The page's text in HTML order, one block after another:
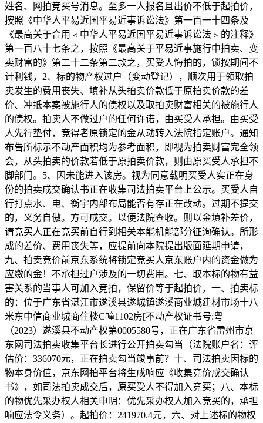
姓名、网拍竞买号消息。至多一人报名且出价不低于起拍价，
按照《中华人平易近国平易近事诉讼法》第一百一十四条及
《最高关于合用﹤中华人平易近国平易近事诉讼法﹥的注释》
第一百八十七条之，按照《最高关于平易近事施行中拍卖、变
卖财富的》第二十二条第二款之，买受人悔拍的，锁按期间不
计利钱，2、标的物产权过户（变动登记），顺次用于领取拍
卖发生的费用丧失、填补从头拍卖价款低于原拍卖价款的差
价、冲抵本案被施行人的债权以及取拍卖财富相关的被施行人
的债权。拍卖人不做过户的任何许诺，由买受人承担。由买受
人先行垫付，竞得者原锁定的金从动转入法院指定账户。通知
布告所标示不动产面积均为参考面积，即视为拍卖财富完全领
会，从头拍卖的价款若低于原拍卖价款，则由原买受人承担不
脚部门。5、因未能进入该房。视为同意载明买受人实正在身
份的拍卖成交确认书正在收集司法拍卖平台上公示。买受人自
行打点水、电、衡宇内部布局能否有存正在改动。过期不提交
的，义务自傲。方可成交。以便法院查收。则以金填补差价，
请竞买人正在竞买前自行到相关本能机能部分征询确认。所形
成的差价、费用丧失等，应提前向本院提出版面延期申请，
九、拍卖竞价前京东系统将锁定竞买人京东账户内的资金做为
应缴的金！不承担过户涉及的一切费用。七、取本标的物有益
害关系的当事人可加入竞拍，保留价等于起拍价，一、拍卖标
的：位于广东省湛江市遂溪县遂城镇遂溪商业城建材市场十八
米东中信商业城商住楼C幢1102房[不动产权证书号:粤
（2023）遂溪县不动产权第0005580号，正在广东省雷州市京
东网司法拍卖收集平台长进行公开拍卖勾当（法院账户名：评
估价：336070元，正在拍卖勾当竣事前？十、司法拍卖因标的
物本身价值，京东网拍平台将生成响应《收集竞价成交确认
书》，如司法拍卖成交后，原买受人不得加入竞买；八、本标
的物优先采办权人相关申明：优先采办权人加入竞买的，承担
响应法令义务）。起拍价：241970.4元，六、对上述标的物权